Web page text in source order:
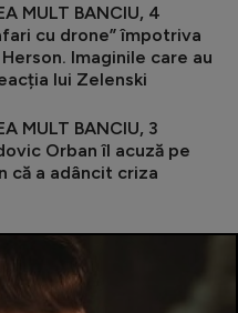
MULT BANCIU, 4
cu drone” împotriva
Imaginile care au
lui Zelenski
MULT BANCIU, 3
Orban îl acuză pe
că a adâncit criza